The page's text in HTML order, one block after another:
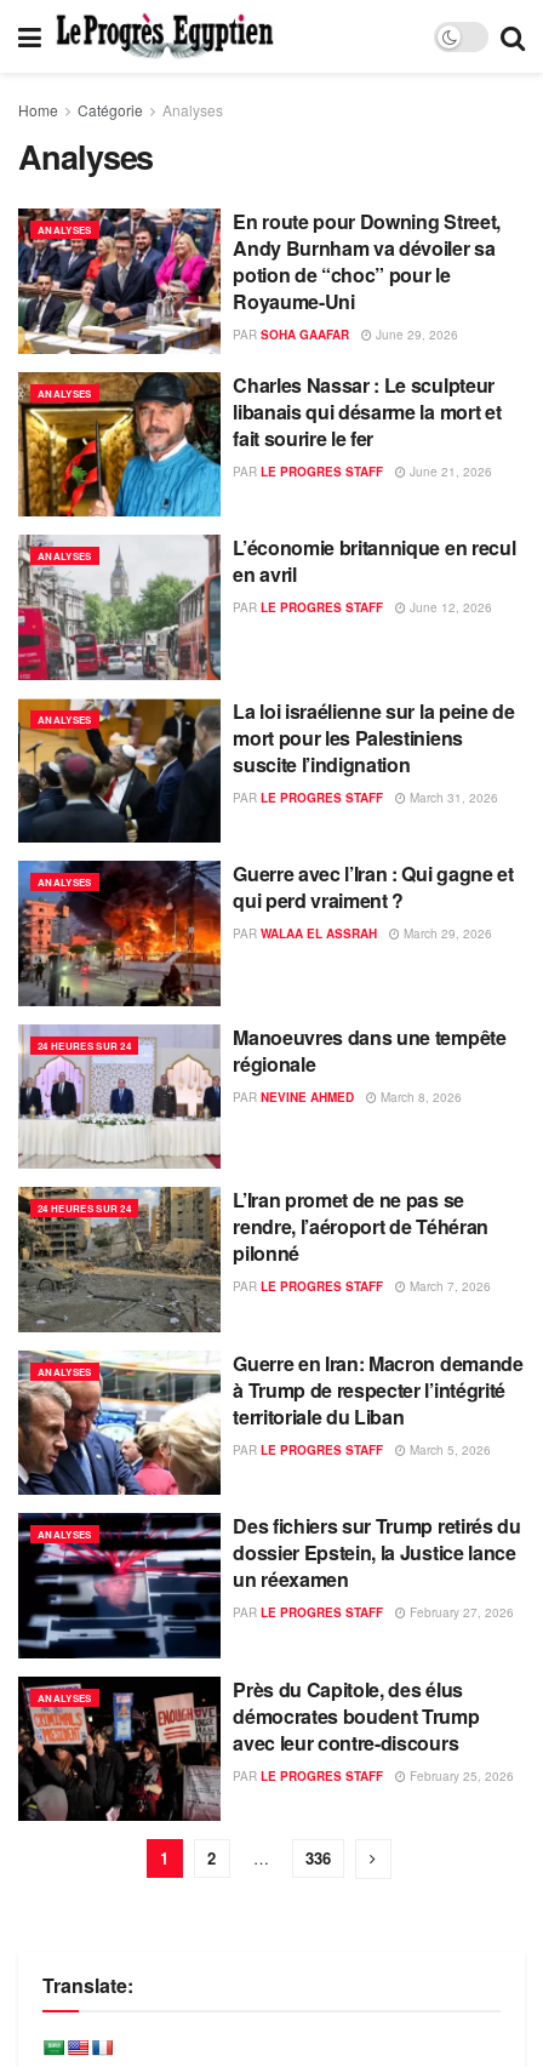
Home Catégorie Analyses
Analyses
ANALYSES
En route pour Downing Street,
Andy Burnham va dévoiler sa
potion de “choc” pour le
Royaume-Uni
PAR SOHA GAAFAR June 29, 2026
ANALYSES
Charles Nassar : Le sculpteur
libanais qui désarme la mort et
fait sourire le fer
PAR LE PROGRES STAFF June 21, 2026
ANALYSES
L’économie britannique en recul
en avril
PAR LE PROGRES STAFF June 12, 2026
ANALYSES
La loi israélienne sur la peine de
mort pour les Palestiniens
suscite l’indignation
PAR LE PROGRES STAFF March 31, 2026
ANALYSES
Guerre avec l’Iran : Qui gagne et
qui perd vraiment ?
PAR WALAA EL ASSRAH March 29, 2026
24 HEURES SUR 24
Manoeuvres dans une tempête
régionale
PAR NEVINE AHMED March 8, 2026
24 HEURES SUR 24
L’Iran promet de ne pas se
rendre, l’aéroport de Téhéran
pilonné
PAR LE PROGRES STAFF March 7, 2026
ANALYSES
Guerre en Iran: Macron demande
à Trump de respecter l’intégrité
territoriale du Liban
PAR LE PROGRES STAFF March 5, 2026
ANALYSES
Des fichiers sur Trump retirés du
dossier Epstein, la Justice lance
un réexamen
PAR LE PROGRES STAFF February 27, 2026
ANALYSES
Près du Capitole, des élus
démocrates boudent Trump
avec leur contre-discours
PAR LE PROGRES STAFF February 25, 2026
1 2 … 336
Translate: